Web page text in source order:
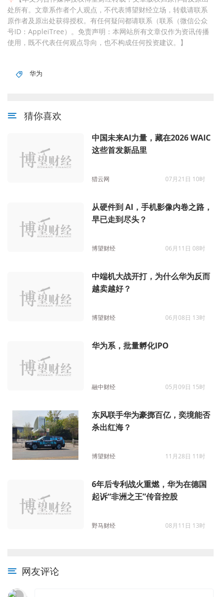
处所有。文章系作者个人观点，不代表博望财经立场，转载请联系
原作者及原出处获得授权。有任何疑问都请联系（联系（微信公众
号ID：AppleiTree）。免责声明：本网站所有文章仅作为资讯传播
使用，既不代表任何观点导向，也不构成任何投资建议。】
华为
猜你喜欢
中国未来AI力量，藏在2026 WAIC
这些首发新品里
猎云网 07月21日 10时
从硬件到 AI，手机影像内卷之路，
早已走到尽头？
博望财经 06月11日 08时
中端机大战开打，为什么华为反而
越卖越好？
博望财经 06月08日 13时
华为系，批量孵化IPO
融中财经 05月09日 15时
东风联手华为豪掷百亿，奕境能否
杀出红海？
博望财经 11月28日 11时
6年后专利战火重燃，华为在德国
起诉“非洲之王”传音控股
野马财经 08月11日 13时
网友评论